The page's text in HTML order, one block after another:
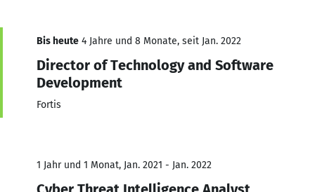
Bis heute 4 Jahre und 8 Monate, seit Jan. 2022
Director of Technology and Software
Development
Fortis
1 Jahr und 1 Monat, Jan. 2021 - Jan. 2022